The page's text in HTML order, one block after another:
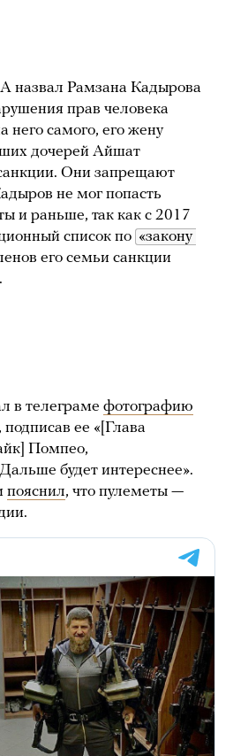
назвал Рамзана Кадырова
прав человека
него самого, его жену
дочерей Айшат
Они запрещают
не мог попасть
и раньше, так как с 2017
список по «закону
его семьи санкции
.
в телеграме фотографию
ее «[Глава
Помпео,
будет интереснее».
пояснил, что пулеметы —